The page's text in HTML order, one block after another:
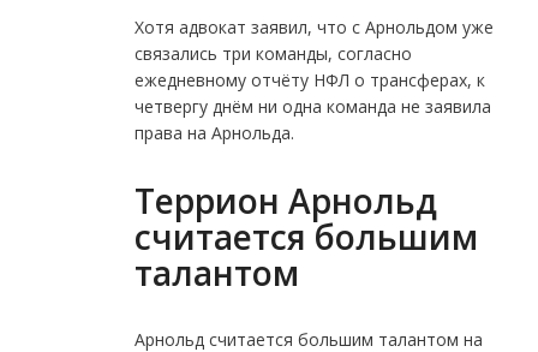
Хотя адвокат заявил, что с Арнольдом уже
связались три команды, согласно
ежедневному отчёту НФЛ о трансферах, к
четвергу днём ни одна команда не заявила
права на Арнольда.
Террион Арнольд
считается большим
талантом
Арнольд считается большим талантом на